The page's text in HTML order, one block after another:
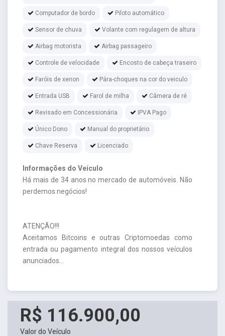
Computador de bordo Piloto automático
Sensor de chuva Volante com regulagem de altura
Airbag motorista Airbag passageiro
Controle de velocidade Encosto de cabeça traseiro
Faróis de xenon Pára-choques na cor do veiculo
Entrada USB Farol de milha Câmera de ré
Revisado em Concessionária IPVA Pago
Único Dono Manual do proprietário
Chave Reserva Licenciado
Informações do Veículo
Há mais de 34 anos no mercado de automóveis. Não
perdemos negócios!
ATENÇÃO!!!
Aceitamos Bitcoins e outras Criptomoedas como
entrada ou pagamento integral dos nossos veículos
anunciados...
R$ 116.900,00
Valor do Veículo